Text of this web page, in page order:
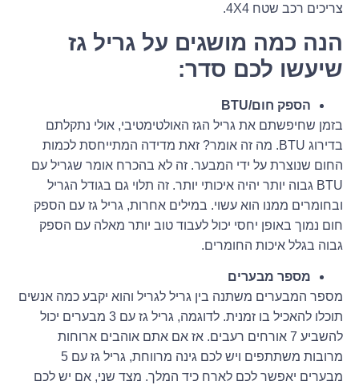
צריכים רכב שטח 4X4.
הנה כמה מושגים על גריל גז
שיעשו לכם סדר:
הספק חום/BTU
בזמן שחיפשתם את גריל הגז האולטימטיבי, אולי נתקלתם
בדירוג BTU. מה זה אומר? זאת מדידה המתייחסת לכמות
החום שנוצרת על ידי המבער. זה לא בהכרח אומר שגריל עם
BTU גבוה יותר יהיה איכותי יותר. זה תלוי גם בגודל הגריל
ובחומרים ממנו הוא עשוי. במילים אחרות, גריל גז עם הספק
חום נמוך באופן יחסי יכול לעבוד טוב יותר מאלה עם הספק
גבוה בגלל איכות החומרים.
מספר מבערים
מספר המבערים משתנה בין גריל לגריל והוא יקבע כמה אנשים
תוכלו להאכיל בו זמנית. לדוגמה, גריל גז עם 3 מבערים יכול
להשביע 7 אורחים רעבים. אז אם אתם אוהבים ארוחות
מרובות משתתפים ויש לכם גינה מרווחת, גריל גז עם 5
מבערים יאפשר לכם לארח כיד המלך. מצד שני, אם יש לכם